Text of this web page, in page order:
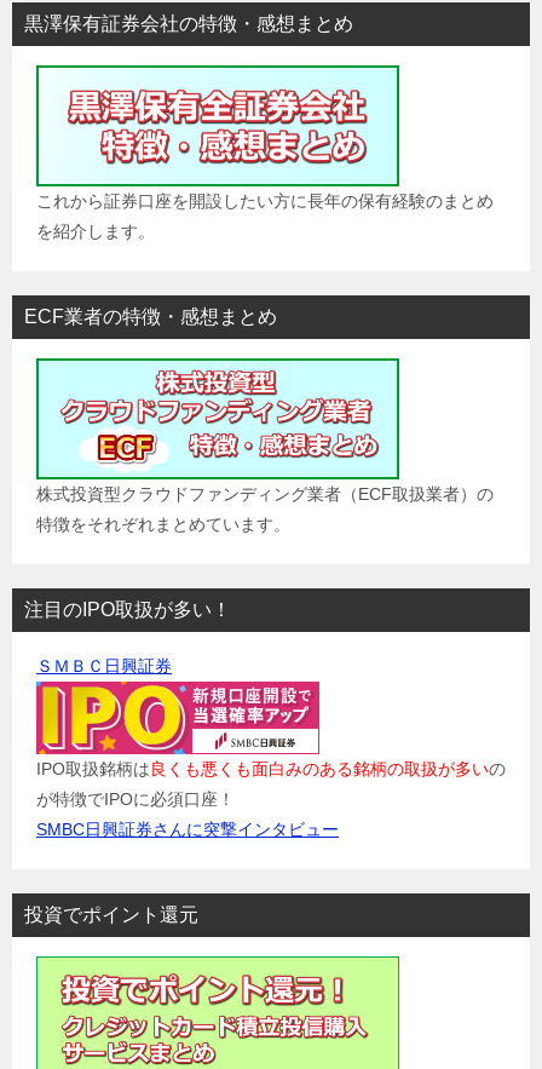
黒澤保有証券会社の特徴・感想まとめ
これから証券口座を開設したい方に長年の保有経験のまとめ
を紹介します。
ECF業者の特徴・感想まとめ
株式投資型クラウドファンディング業者（ECF取扱業者）の
特徴をそれぞれまとめています。
注目のIPO取扱が多い！
ＳＭＢＣ日興証券
IPO取扱銘柄は良くも悪くも面白みのある銘柄の取扱が多いの
が特徴でIPOに必須口座！
SMBC日興証券さんに突撃インタビュー
投資でポイント還元